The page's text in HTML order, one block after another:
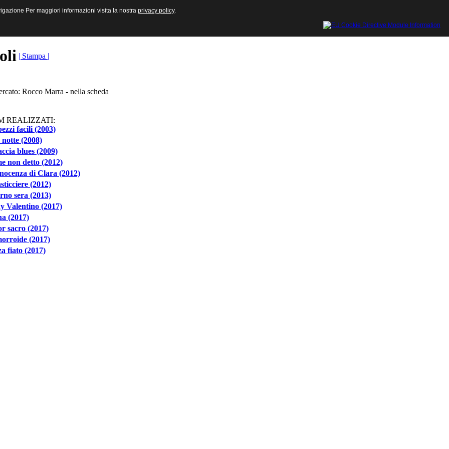
e Multimediali
| Stampa |
Rocco Marra - nella scheda
REALIZZATI:
facili (2003)
(2008)
blues (2009)
non detto (2012)
di Clara (2012)
(2012)
sera (2013)
Valentino (2017)
(2017)
sacro (2017)
(2017)
fiato (2017)
Per maggiori informazioni visita la nostra privacy policy.
Per maggiori informazioni visita la nostra privacy policy.